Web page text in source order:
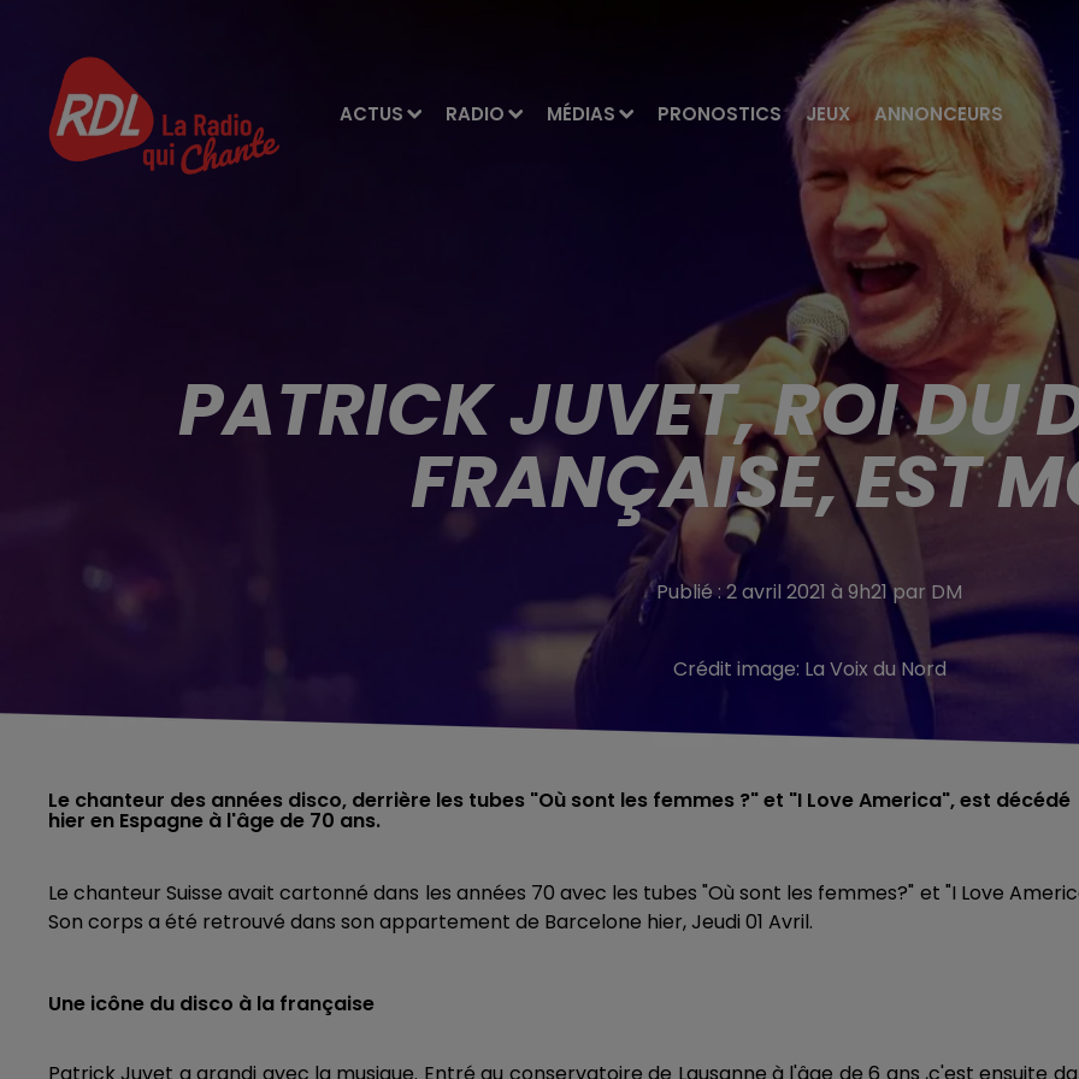
ACTUS RADIO MÉDIAS PRONOSTICS JEUX ANNONCEURS
PATRICK JUVET, ROI DU
FRANÇAISE, EST
Publié : 2 avril 2021 à 9h21 par DM
Crédit image: La Voix du Nord
Le chanteur des années disco, derrière les tubes "Où sont les femmes ?" et "I Love America", est décédé
hier en Espagne à l'âge de 70 ans.
Le chanteur Suisse avait cartonné dans les années 70 avec les tubes "Où sont les femmes?" et "I Love
Son corps a été retrouvé dans son appartement de Barcelone hier, Jeudi 01 Avril.
Une icône du disco à la française